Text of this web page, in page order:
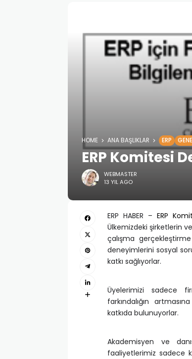
HOME ANA BAŞLIKLAR ERP
ERP Komitesi
WEBMASTER
13 YIL AGO
ERP HABER – ERP
Ülkemizdeki şirketlerin
çalışma
deneyimlerini sosyal
katkı sağlıyorlar.
Üyelerimizi sadece
farkındalığın
katkıda bulunuyorlar.
Akademisyen ve
faaliyetlerimiz sadece